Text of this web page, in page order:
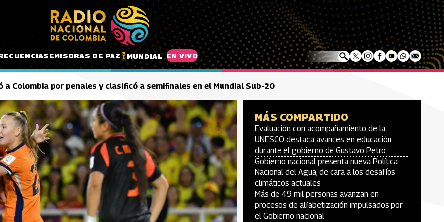
EMISORAS DE PAZ MUNDIAL EN VIVO
a Colombia por penales y clasificó a semifinales en el Mundial Sub-20
MÁS COMPARTIDO
Evaluación con acompañamiento de la
UNESCO destaca avances en educación
durante el gobierno de Gustavo Petro
Gobierno nacional presenta nueva Política
Nacional del Agua, de cara a los desafíos
climáticos actuales
Más de 49 mil personas avanzan en
procesos de alfabetización impulsados por
el Gobierno nacional